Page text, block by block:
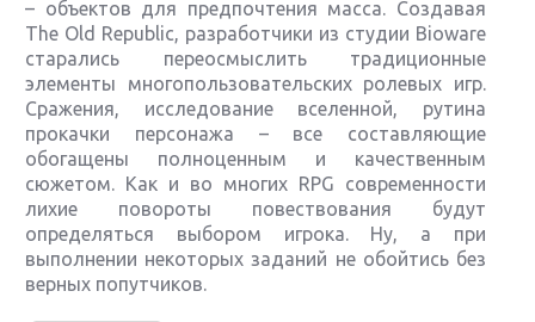
– объектов для предпочтения масса. Создавая
The Old Republic, разработчики из студии Bioware
старались переосмыслить традиционные
элементы многопользовательских ролевых игр.
Сражения, исследование вселенной, рутина
прокачки персонажа – все составляющие
обогащены полноценным и качественным
сюжетом. Как и во многих RPG современности
лихие повороты повествования будут
определяться выбором игрока. Ну, а при
выполнении некоторых заданий не обойтись без
верных попутчиков.